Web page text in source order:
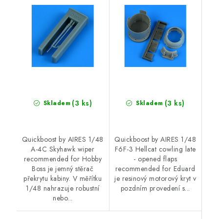
for Hobby Boss
Skladem (3 ks)
Quickboost by AIRES 1/48
A-4C Skyhawk wiper
recommended for Hobby
Boss je jemný stěrač
překrytu kabiny. V měřítku
1/48 nahrazuje robustní
nebo...
flaps recommended
for Eduard
Skladem (3 ks)
Quickboost by AIRES 1/48
F6F-3 Hellcat cowling late
- opened flaps
recommended for Eduard
je resinový motorový kryt v
pozdním provedení s...